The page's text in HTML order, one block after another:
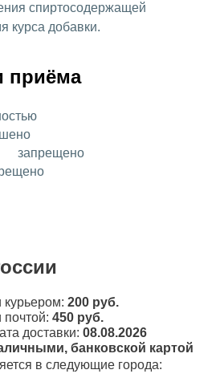
спиртосодержащей
курса добавки.
приёма
запрещено
курьером: 200 руб.
почтой: 450 руб.
доставки: 08.08.2026
банковской картой
в следующие города: